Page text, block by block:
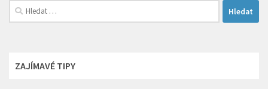
Vyhledávání
ZAJÍMAVÉ TIPY